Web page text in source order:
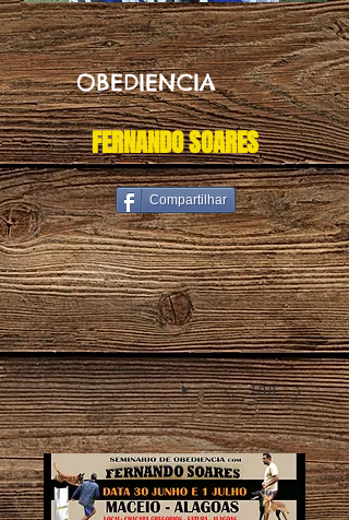
OBEDIENCIA
FERNANDO SOARES
Compartilhar
1/18
09-7-18-0111